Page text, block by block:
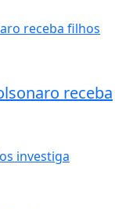
receba